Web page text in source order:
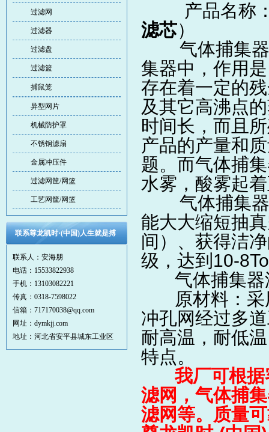
过滤网
过滤器
过滤盘
过滤篮
捕鼠笼
异型网片
机械防护罩
不锈钢滤扇
金属冲压件
过滤网筐/网篮
工艺网筐/网篮
联系尊龙凯时·(中国)人生就是搏
联系人：安海朋
电话：15533822938
手机：13103082221
传真：0318-7598022
信箱：717170038@qq.com
网址：dymkjj.com
地址：河北省安平县城东工业区
产品名称
滤芯）
气体捕集
集器中，作用
存在着一定的
及其它高沸点
时间长，而且
产品的产量和
题。而气体捕
水雾，酸雾起
气体捕集器
能大大缩短抽
间）、获得洁
级，达到10-
气体捕集器
原材料：采
冲孔网经过多
耐高温，耐低
特点。
我厂可根
滤网，气体捕
滤网等。质量